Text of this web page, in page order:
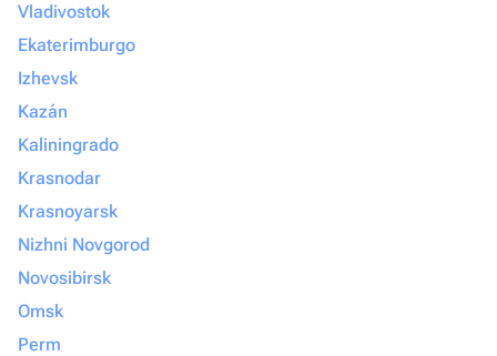
Vladivostok
Ekaterimburgo
Izhevsk
Kazán
Kaliningrado
Krasnodar
Krasnoyarsk
Nizhni Novgorod
Novosibirsk
Omsk
Perm